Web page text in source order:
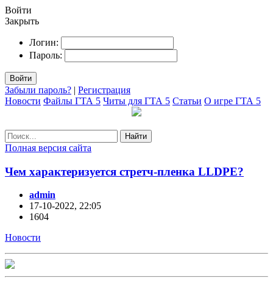
Войти
Закрыть
Логин:
Пароль:
Войти
Забыли пароль? | Регистрация
Новости Файлы ГТА 5 Читы для ГТА 5 Статьи О игре ГТА 5
Найти
Полная версия сайта
Чем характеризуется стретч-пленка LLDPE?
admin
17-10-2022, 22:05
1604
Новости